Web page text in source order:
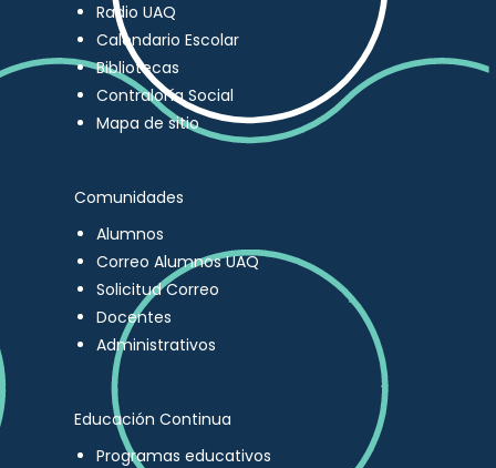
Radio UAQ
Calendario Escolar
Bibliotecas
Contraloría Social
Mapa de sitio
Comunidades
Alumnos
Correo Alumnos UAQ
Solicitud Correo
Docentes
Administrativos
Educación Continua
Programas educativos